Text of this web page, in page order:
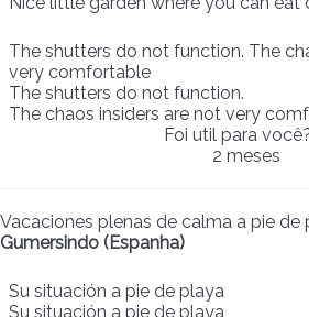
The shutters do not function. The
very comfortable
The shutters do not function.
The chaos insiders are not very
Foi util para
2 meses
Vacaciones plenas de calma a pie de
Gumersindo (Espanha)
Su situación a pie de playa
Su situación a pie de playa